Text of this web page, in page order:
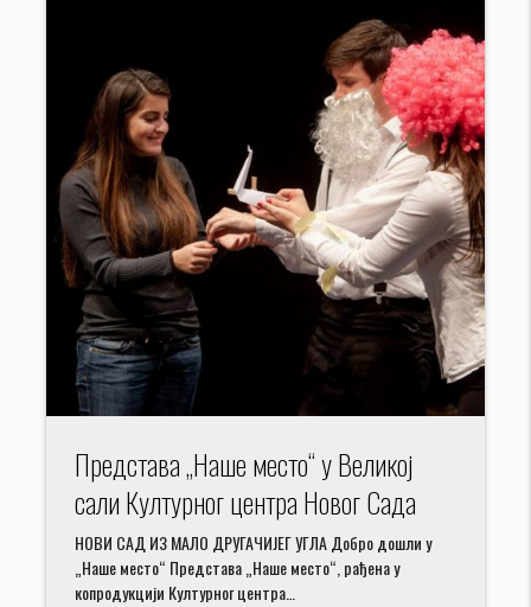
Представа „Наше место“ у Великој
сали Културног центра Новог Сада
НОВИ САД ИЗ МАЛО ДРУГАЧИЈЕГ УГЛА Добро дошли у
„Наше место“ Представа „Наше место“, рађена у
копродукцији Културног центра…